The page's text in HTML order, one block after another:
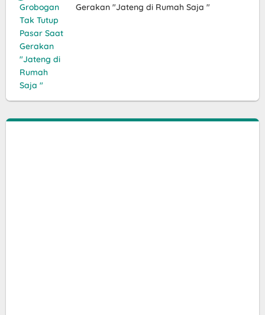
Gerakan "Jateng di Rumah Saja "